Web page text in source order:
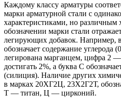
Каждому классу арматуры
марки арматурной стали с
характеристиками, но
обозначении марки стали
легирующих добавок. Например,
обозначает содержание углерода
легирована марганцем, цифра 2
достигать 2%, а буква С
(силиция). Наличие других
в марках 20ХГ2Ц, 23Х2Г2Т,
Т — титан, Ц — цирконий.